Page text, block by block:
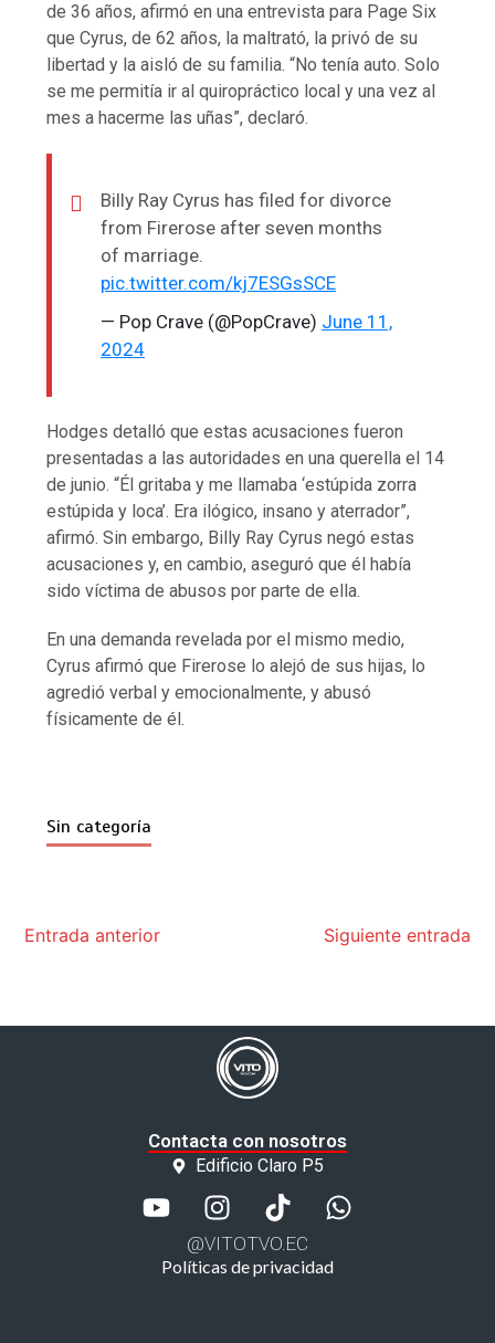
de 36 años, afirmó en una entrevista para Page Six
que Cyrus, de 62 años, la maltrató, la privó de su
libertad y la aisló de su familia. “No tenía auto. Solo
se me permitía ir al quiropráctico local y una vez al
mes a hacerme las uñas”, declaró.
Billy Ray Cyrus has filed for divorce
from Firerose after seven months
of marriage.
pic.twitter.com/kj7ESGsSCE
— Pop Crave (@PopCrave) June 11,
2024
Hodges detalló que estas acusaciones fueron
presentadas a las autoridades en una querella el 14
de junio. “Él gritaba y me llamaba ‘estúpida zorra
estúpida y loca’. Era ilógico, insano y aterrador”,
afirmó. Sin embargo, Billy Ray Cyrus negó estas
acusaciones y, en cambio, aseguró que él había
sido víctima de abusos por parte de ella.
En una demanda revelada por el mismo medio,
Cyrus afirmó que Firerose lo alejó de sus hijas, lo
agredió verbal y emocionalmente, y abusó
físicamente de él.
Sin categoría
Entrada anterior Siguiente entrada
Contacta con nosotros
Edificio Claro P5
@VITOTVO.EC
Políticas de privacidad